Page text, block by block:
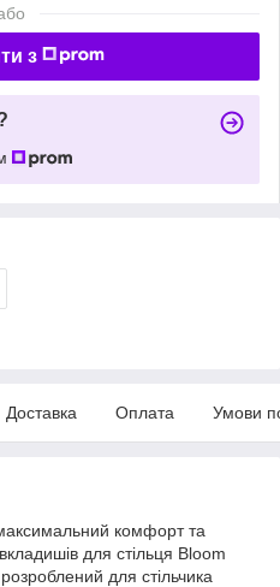
з
Доставка Оплата Умови
комфорт та
для стільця Bloom
для стільчика